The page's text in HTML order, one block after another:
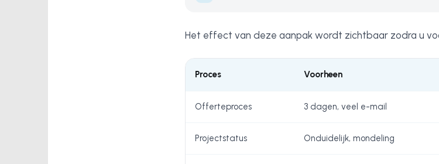
Het effect van deze aanpak wordt zichtbaar zodra u
Proces Voorheen
Offerteproces 3 dagen, veel e-mail
Projectstatus Onduidelijk, mondeling